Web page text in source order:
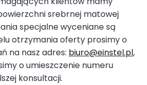
srebrnej matowej
specjalne wyceniane są
otrzymania oferty prosimy o
na nasz adres: biuro@einstel.pl,
o umieszczenie numeru
konsultacji.